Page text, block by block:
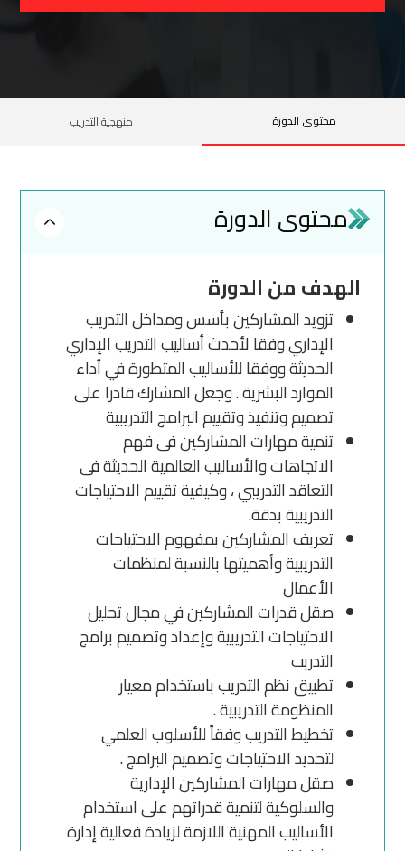
محتوى الدورة منهجية التدريب
محتوى الدورة
الهدف من الدورة
تزويد المشاركين بأسس ومداخل التدريب
الإداري وفقا لأحدث أساليب التدريب الإداري
الحديثة ووفقا للأساليب المتطورة في أداء
الموارد البشرية . وجعل المشارك قادرا على
تصميم وتنفيذ وتقييم البرامج التدريبية
تنمية مهارات المشاركين فى فهم
الاتجاهات والأساليب العالمية الحديثة فى
التعاقد التدريبي ، وكيفية تقييم الاحتياجات
التدريبية بدقة.
تعريف المشاركين بمفهوم الاحتياجات
التدريبية وأهميتها بالنسبة لمنظمات
الأعمال
صقل قدرات المشاركين في مجال تحليل
الاحتياجات التدريبية وإعداد وتصميم برامج
التدريب
تطبيق نظم التدريب باستخدام معيار
المنظومة التدريبية .
تخطيط التدريب وفقاً للأسلوب العلمي
لتحديد الاحتياجات وتصميم البرامج .
صقل مهارات المشاركين الإدارية
والسلوكية لتنمية قدراتهم على استخدام
الأساليب المهنية اللازمة لزيادة فعالية إدارة